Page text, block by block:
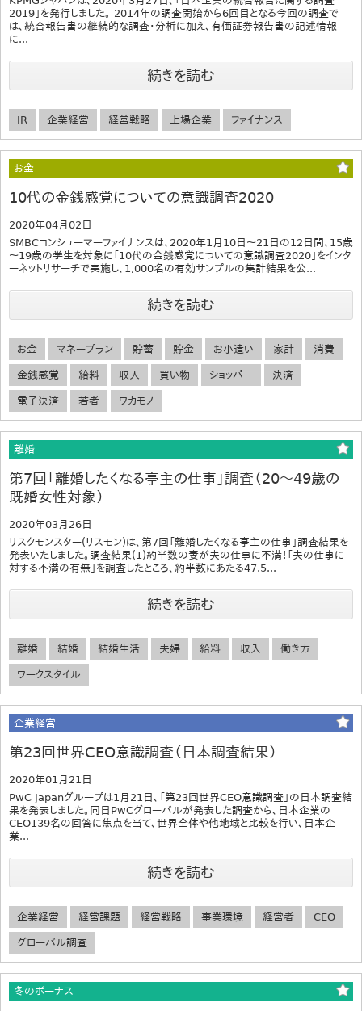
2019」を発行しました。 2014年の調査開始から6回目となる今回の調査で
は、統合報告書の継続的な調査・分析に加え、有価証券報告書の記述情報
に...
続きを読む
IR 企業経営 経営戦略 上場企業 ファイナンス
お金
10代の金銭感覚についての意識調査2020
2020年04月02日
SMBCコンシューマーファイナンスは、2020年1月10日～21日の12日間、15歳
～19歳の学生を対象に「10代の金銭感覚についての意識調査2020」をインタ
ーネットリサーチで実施し、1,000名の有効サンプルの集計結果を公...
続きを読む
お金 マネープラン 貯蓄 貯金 お小遣い 家計 消費
金銭感覚 給料 収入 買い物 ショッパー 決済
電子決済 若者 ワカモノ
離婚
第7回「離婚したくなる亭主の仕事」調査（20～49歳の
既婚女性対象）
2020年03月26日
リスクモンスター(リスモン)は、第7回「離婚したくなる亭主の仕事」調査結果を
発表いたしました。調査結果(1)約半数の妻が夫の仕事に不満！「夫の仕事に
対する不満の有無」を調査したところ、約半数にあたる47.5...
続きを読む
離婚 結婚 結婚生活 夫婦 給料 収入 働き方
ワークスタイル
企業経営
第23回世界CEO意識調査（日本調査結果）
2020年01月21日
PwC Japanグループは1月21日、「第23回世界CEO意識調査」の日本調査結
果を発表しました。同日PwCグローバルが発表した調査から、日本企業の
CEO139名の回答に焦点を当て、世界全体や他地域と比較を行い、日本企
業...
続きを読む
企業経営 経営課題 経営戦略 事業環境 経営者 CEO
グローバル調査
冬のボーナス